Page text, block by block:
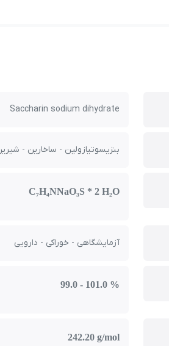
Saccharin sodium dihydrate
بنزیسوتیازولین - ساخارین -
C₇H₄NNaO₃S * 2 H₂O
آزمایشگاهی - خوراکی - دارویی
99.0 - 101.0 %
242.20 g/mol